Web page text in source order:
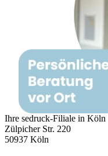
Ihre sedruck-Filiale in Köln
Zülpicher Str. 220
50937 Köln